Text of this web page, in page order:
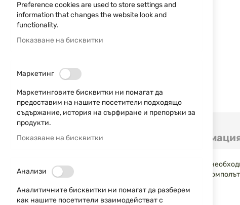
Преминете
към
началото
със
Детайли
Този компактен комплект съдържа инструментите,
материали осигуряващи дълготрайност на всяка.
Съдържание на комплекта:
Допълнителна
Preference cookies are used to store settings and
information that changes the website look and
functionality.
Показване на бисквитки
Маркетинг
Маркетинговите бисквитки ни помагат да
предоставим на нашите посетители подходящо
съдържание, история на сърфиране и препоръки за
продукти.
Показване на бисквитки
Анализи
Аналитичните бисквитки ни помагат да разберем
как нашите посетители взаимодействат с